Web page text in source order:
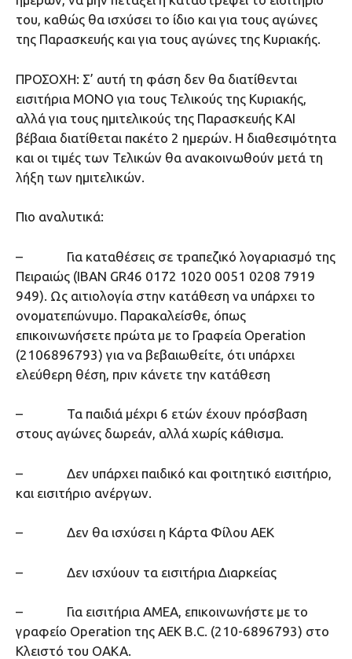
του, καθώς θα ισχύσει το ίδιο και για τους αγώνες
της Παρασκευής και για τους αγώνες της Κυριακής.
ΠΡΟΣΟΧΗ: Σ’ αυτή τη φάση δεν θα διατίθενται
εισιτήρια ΜΟΝΟ για τους Τελικούς της Κυριακής,
αλλά για τους ημιτελικούς της Παρασκευής ΚΑΙ
βέβαια διατίθεται πακέτο 2 ημερών. Η διαθεσιμότητα
και οι τιμές των Τελικών θα ανακοινωθούν μετά τη
λήξη των ημιτελικών.
Πιο αναλυτικά:
– Για καταθέσεις σε τραπεζικό λογαριασμό της
Πειραιώς (IBAN GR46 0172 1020 0051 0208 7919
949). Ως αιτιολογία στην κατάθεση να υπάρχει το
ονοματεπώνυμο. Παρακαλείσθε, όπως
επικοινωνήσετε πρώτα με το Γραφεία Operation
(2106896793) για να βεβαιωθείτε, ότι υπάρχει
ελεύθερη θέση, πριν κάνετε την κατάθεση
– Τα παιδιά μέχρι 6 ετών έχουν πρόσβαση
στους αγώνες δωρεάν, αλλά χωρίς κάθισμα.
– Δεν υπάρχει παιδικό και φοιτητικό εισιτήριο,
και εισιτήριο ανέργων.
– Δεν θα ισχύσει η Κάρτα Φίλου ΑΕΚ
– Δεν ισχύουν τα εισιτήρια Διαρκείας
– Για εισιτήρια ΑΜΕΑ, επικοινωνήστε με το
γραφείο Operation της ΑΕΚ Β.C. (210-6896793) στο
Κλειστό του ΟΑΚΑ.